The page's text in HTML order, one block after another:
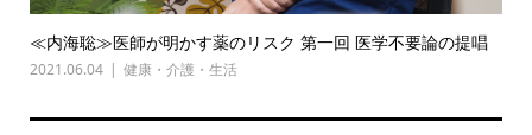
≪内海聡≫医師が明かす薬のリスク 第一回 医学不要論の提唱
2021.06.04 健康・介護・生活